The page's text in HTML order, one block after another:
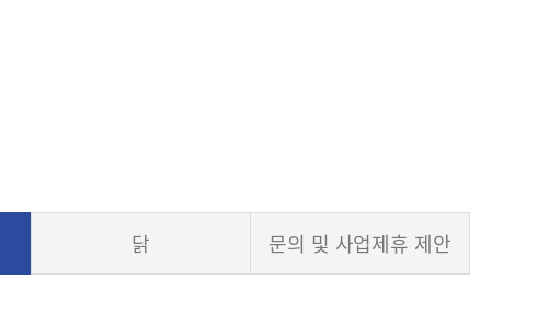
닭 문의 및 사업제휴 제안